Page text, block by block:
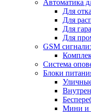
Автоматика
Для
Для
Для
Для
GSM
Cистема
Блоки
Мини и